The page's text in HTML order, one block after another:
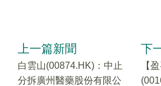
上一篇新聞
白雲山(00874.HK)：中止
分拆廣州醫藥股份有限公
下
【